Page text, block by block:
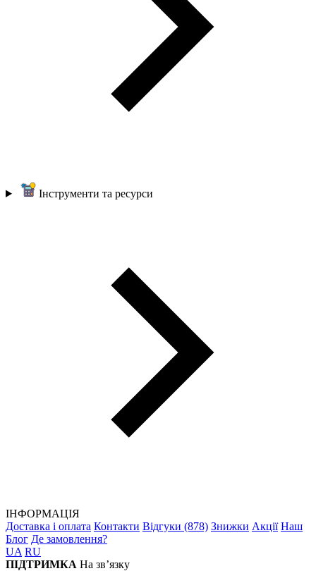
Інструменти та ресурси
ІНФОРМАЦІЯ
Доставка і оплата Контакти Відгуки (878) Знижки Акції Наш
Блог Де замовлення?
UA RU
ПІДТРИМКА На зв’язку